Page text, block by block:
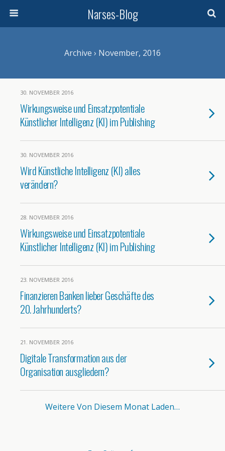
Narses-Blog
Archive › November, 2016
30. NOVEMBER 2016
Wirkungsweise und Einsatzpotentiale
Künstlicher Intelligenz (KI) im Publishing
30. NOVEMBER 2016
Wird Künstliche Intelligenz (KI) alles
verändern?
28. NOVEMBER 2016
Wirkungsweise und Einsatzpotentiale
Künstlicher Intelligenz (KI) im Publishing
23. NOVEMBER 2016
Finanzieren Banken lieber Geschäfte des
20. Jahrhunderts?
21. NOVEMBER 2016
Digitale Transformation aus der
Organisation ausgliedern?
Weitere Von Diesem Monat Laden…